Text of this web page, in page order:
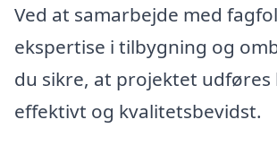
Ved at samarbejde med
ekspertise i tilbygning og
du sikre, at projektet udføres
effektivt og kvalitetsbevidst.